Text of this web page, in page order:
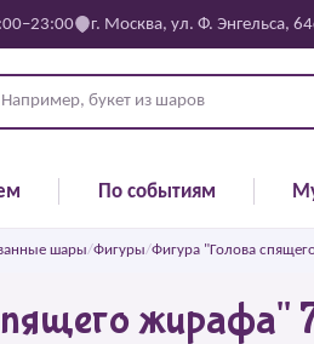
г. Москва, ул. Ф. Энгельса,
По событиям
шары/Фигуры/Фигура "Голова
жирафа"